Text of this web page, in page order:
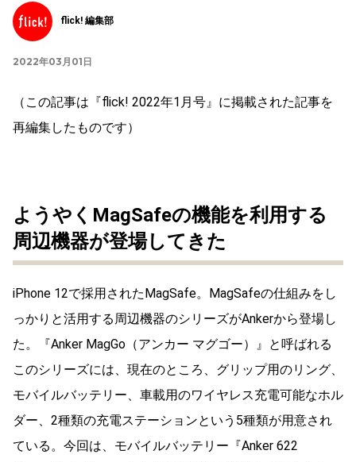
flick! 編集部
2022年03月01日
（この記事は『flick! 2022年1月号』に掲載された記事を
再編集したものです）
ようやくMagSafeの機能を利用する
周辺機器が登場してきた
iPhone 12で採用されたMagSafe。MagSafeの仕組みをし
っかりと活用する周辺機器のシリーズがAnkerから登場し
た。『Anker MagGo（アンカー マグゴー）』と呼ばれる
このシリーズには、現在のところ、グリップ用のリング、
モバイルバッテリー、車載用のワイヤレス充電可能なホル
ダー、2種類の充電ステーションという5種類が用意され
ている。今回は、モバイルバッテリー『Anker 622